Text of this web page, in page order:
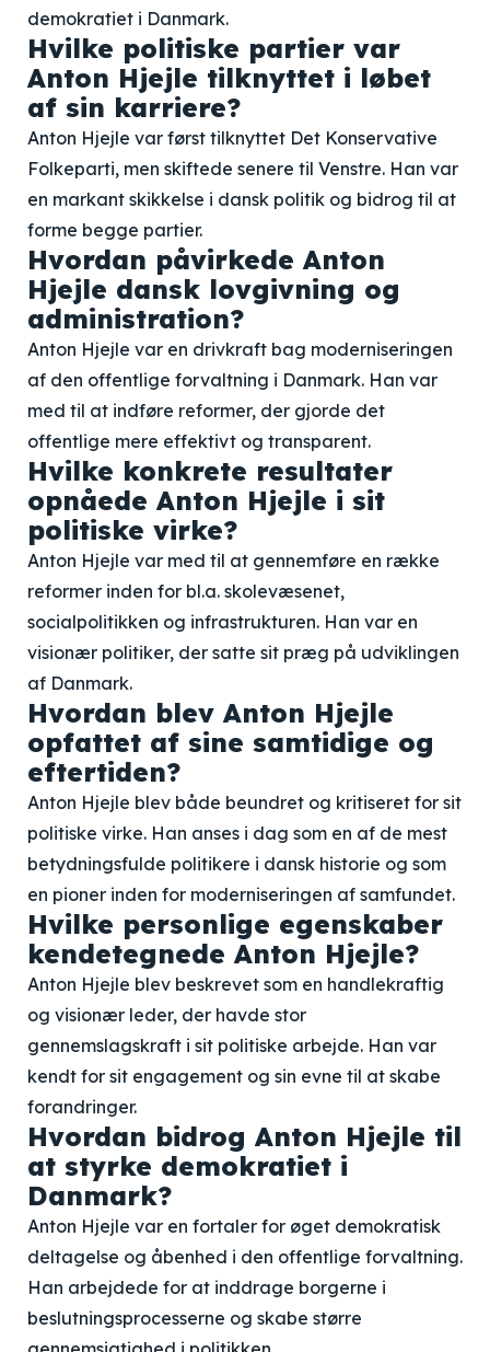
demokratiet i Danmark.
Hvilke politiske partier var
Anton Hjejle tilknyttet i løbet
af sin karriere?
Anton Hjejle var først tilknyttet Det Konservative
Folkeparti, men skiftede senere til Venstre. Han var
en markant skikkelse i dansk politik og bidrog til at
forme begge partier.
Hvordan påvirkede Anton
Hjejle dansk lovgivning og
administration?
Anton Hjejle var en drivkraft bag moderniseringen
af den offentlige forvaltning i Danmark. Han var
med til at indføre reformer, der gjorde det
offentlige mere effektivt og transparent.
Hvilke konkrete resultater
opnåede Anton Hjejle i sit
politiske virke?
Anton Hjejle var med til at gennemføre en række
reformer inden for bl.a. skolevæsenet,
socialpolitikken og infrastrukturen. Han var en
visionær politiker, der satte sit præg på udviklingen
af Danmark.
Hvordan blev Anton Hjejle
opfattet af sine samtidige og
eftertiden?
Anton Hjejle blev både beundret og kritiseret for sit
politiske virke. Han anses i dag som en af de mest
betydningsfulde politikere i dansk historie og som
en pioner inden for moderniseringen af samfundet.
Hvilke personlige egenskaber
kendetegnede Anton Hjejle?
Anton Hjejle blev beskrevet som en handlekraftig
og visionær leder, der havde stor
gennemslagskraft i sit politiske arbejde. Han var
kendt for sit engagement og sin evne til at skabe
forandringer.
Hvordan bidrog Anton Hjejle til
at styrke demokratiet i
Danmark?
Anton Hjejle var en fortaler for øget demokratisk
deltagelse og åbenhed i den offentlige forvaltning.
Han arbejdede for at inddrage borgerne i
beslutningsprocesserne og skabe større